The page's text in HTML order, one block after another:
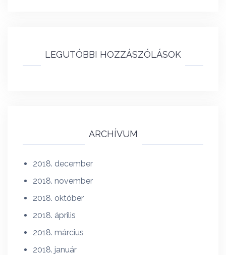
LEGUTÓBBI HOZZÁSZÓLÁSOK
ARCHÍVUM
2018. december
2018. november
2018. október
2018. április
2018. március
2018. január